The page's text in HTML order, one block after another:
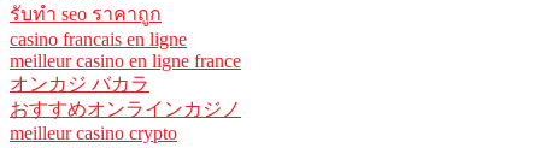
รับทํา seo ราคาถูก
casino francais en ligne
meilleur casino en ligne france
オンカジ バカラ
おすすめオンラインカジノ
meilleur casino crypto